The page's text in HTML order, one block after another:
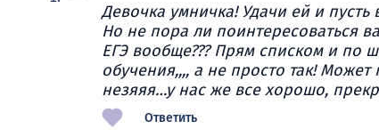
Девочка умничка! Удачи ей и пусть
Но не пора ли поинтересоваться
ЕГЭ вообще??? Прям списком и по
обучения,,,, а не просто так! Может
незяяя…у нас же все хорошо,
Ответить